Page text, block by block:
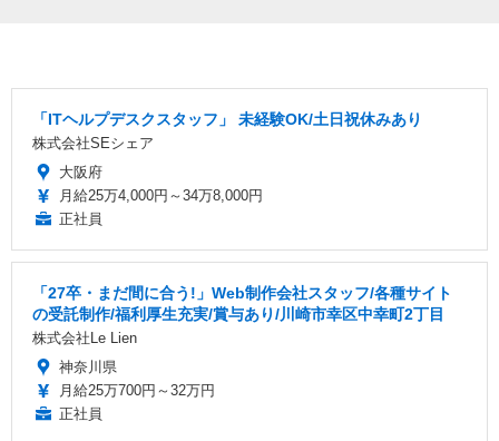
「ITヘルプデスクスタッフ」 未経験OK/土日祝休みあり
株式会社SEシェア
大阪府
月給25万4,000円～34万8,000円
正社員
「27卒・まだ間に合う!」Web制作会社スタッフ/各種サイト
の受託制作/福利厚生充実/賞与あり/川崎市幸区中幸町2丁目
株式会社Le Lien
神奈川県
月給25万700円～32万円
正社員